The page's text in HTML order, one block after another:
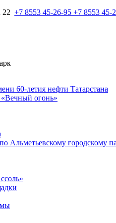
22 +7 8553 45-26-95 +7 8553 45-
60-летия нефти Татарстана
огонь»
Альметьевскому городскому